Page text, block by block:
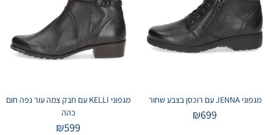
מגפוני JENNA עם רוכסן בצבע שחור
₪699
מגפוני KELLI עם חבק צמה עור נפה חום
כהה
₪599